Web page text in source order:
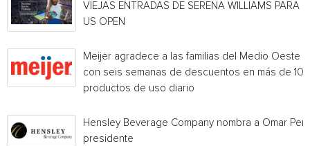
VIEJAS ENTRADAS DE SERENA WILLIAMS PARA
US OPEN
Meijer agradece a las familias del Medio Oeste
con seis semanas de descuentos en más de
productos de uso diario
Hensley Beverage Company nombra a Omar
presidente